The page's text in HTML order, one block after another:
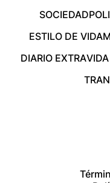
SOCIEDAD
ESTILO DE VIDA
DIARIO EXTRA